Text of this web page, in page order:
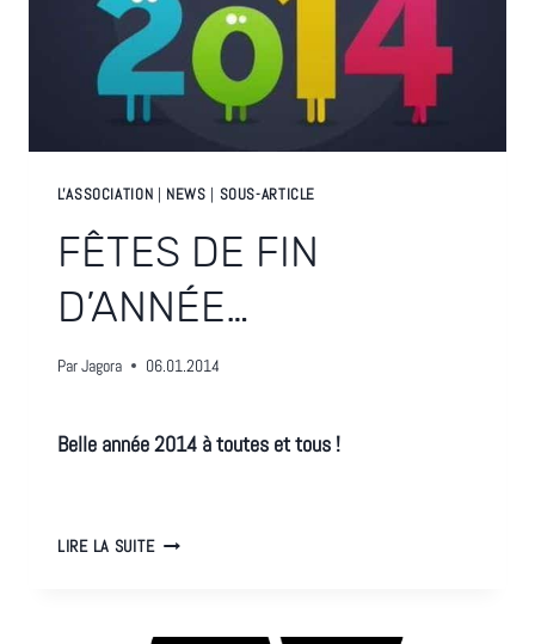
L'ASSOCIATION NEWS SOUS-ARTICLE
FÊTES DE FIN
D’ANNÉE…
ParJagora 06.01.2014
Belle année 2014 à toutes et tous !
LIRE LA SUITEFÊTES